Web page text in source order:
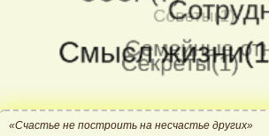
«Счастье не построить на несчастье других»